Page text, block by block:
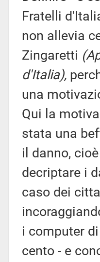
Fratelli
non allevia
Zingaretti
d'Italia),
una
Qui la
stata una
il danno,
decriptare i
caso dei
i computer
cento - e